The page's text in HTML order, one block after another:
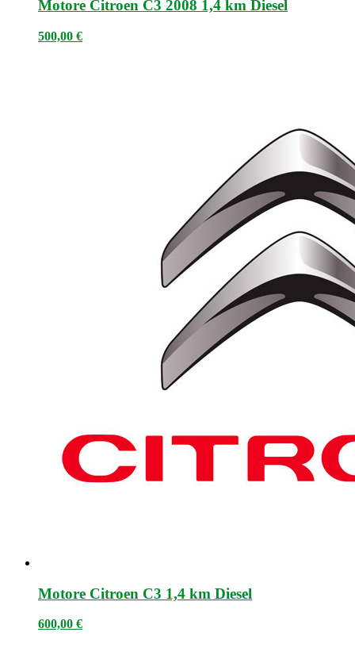
Motore Citroen C3 2008 1,4 km Diesel
500,00 €
Motore Citroen C3 1,4 km Diesel
600,00 €